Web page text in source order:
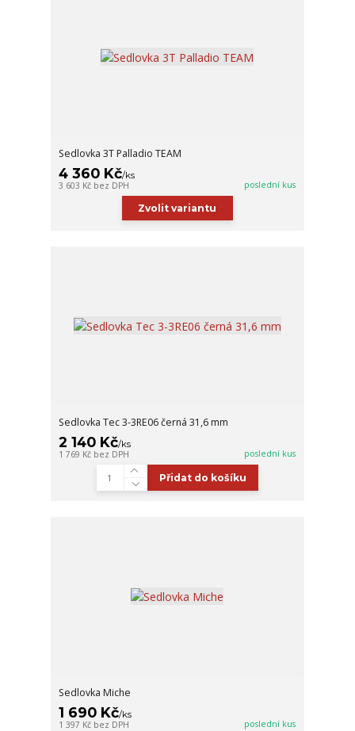
Sedlovka 3T Palladio TEAM
4 360 Kč/ks
3 603 Kč bez DPH poslední kus
Zvolit variantu
Sedlovka Tec 3-3RE06 černá 31,6 mm
2 140 Kč/ks
1 769 Kč bez DPH poslední kus
Přidat do košíku
Sedlovka Miche
1 690 Kč/ks
1 397 Kč bez DPH poslední kus